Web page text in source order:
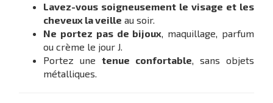
Lavez-vous soigneusement le visage et les
cheveux la veille au soir.
Ne portez pas de bijoux, maquillage, parfum
ou crème le jour J.
Portez unetenue confortable, sans objets
métalliques.